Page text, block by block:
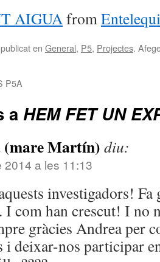
AIGUAfrom
en General, P5, Projectes.
P5A
a HEM FET UN
(mare Martín) diu:
2014 a les 11:13
investigadors! Fa
com han crescut! I no
gràcies Andrea per
i deixar-nos participar